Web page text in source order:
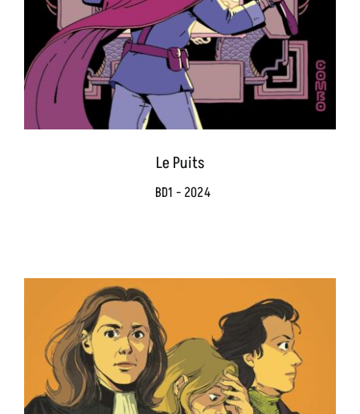
Le Puits
BD1 - 2024